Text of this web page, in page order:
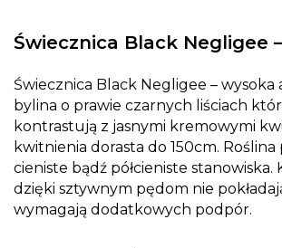
Świecznica Black Negligee
Świecznica Black Negligee – wysoka
bylina o prawie czarnych liściach
kontrastują z jasnymi kremowymi
kwitnienia dorasta do 150cm.
cieniste bądź półcieniste stanowiska.
dzięki sztywnym pędom nie
wymagają dodatkowych podpór.